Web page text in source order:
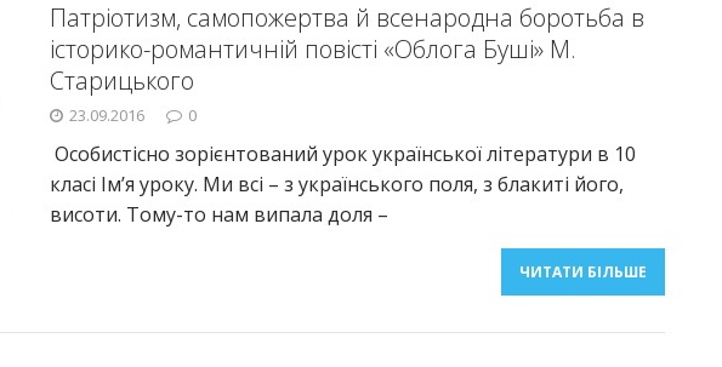
Патріотизм, самопожертва й всенародна боротьба в
історико-романтичній повісті «Облога Буші» М.
Старицького
23.09.2016 0
Особистісно зорієнтований урок української літератури в 10
класі Ім’я уроку. Ми всі – з українського поля, з блакиті його,
висоти. Тому-то нам випала доля –
ЧИТАТИ БІЛЬШЕ